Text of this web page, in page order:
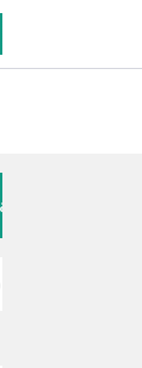
‘Son
Dünya